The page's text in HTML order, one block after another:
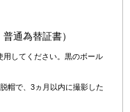
通為替証書）
用してください。黒のボール
帽で、3ヵ月以内に撮影した